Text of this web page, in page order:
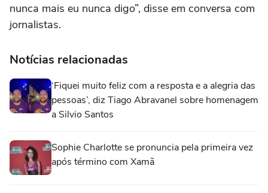
nunca mais eu nunca digo”, disse em conversa com
jornalistas.
Notícias relacionadas
‘Fiquei muito feliz com a resposta e a alegria das
pessoas’, diz Tiago Abravanel sobre homenagem
a Silvio Santos
Sophie Charlotte se pronuncia pela primeira vez
após término com Xamã